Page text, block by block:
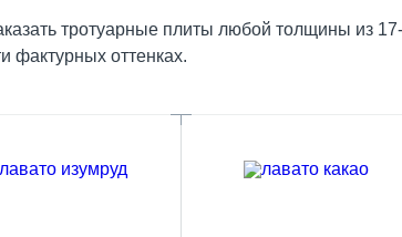
тротуарные плиты любой толщины из
фактурных оттенках.